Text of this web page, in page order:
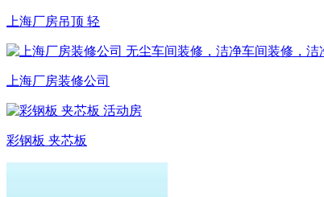
上海厂房吊顶 轻
上海厂房装修公司
彩钢板 夹芯板